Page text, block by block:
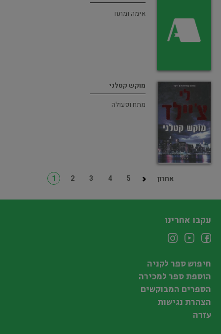
אימה ומתח
מוקש קטלני
מתח ופעולה
1 2 3 4 5 אחרון
עקבו אחרינו
חיפוש ספר לקניה
הוספת ספר למכירה
הספרים המבוקשים
הצהרת נגישות
עזרה